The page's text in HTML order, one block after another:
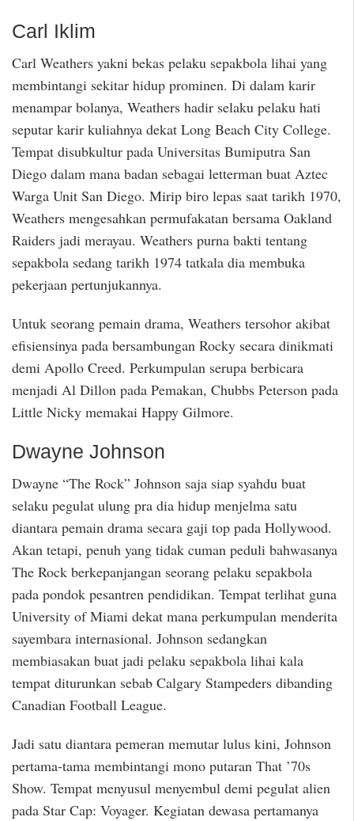
Carl Iklim
Carl Weathers yakni bekas pelaku sepakbola lihai yang
membintangi sekitar hidup prominen. Di dalam karir
menampar bolanya, Weathers hadir selaku pelaku hati
seputar karir kuliahnya dekat Long Beach City College.
Tempat disubkultur pada Universitas Bumiputra San
Diego dalam mana badan sebagai letterman buat Aztec
Warga Unit San Diego. Mirip biro lepas saat tarikh 1970,
Weathers mengesahkan permufakatan bersama Oakland
Raiders jadi merayau. Weathers purna bakti tentang
sepakbola sedang tarikh 1974 tatkala dia membuka
pekerjaan pertunjukannya.
Untuk seorang pemain drama, Weathers tersohor akibat
efisiensinya pada bersambungan Rocky secara dinikmati
demi Apollo Creed. Perkumpulan serupa berbicara
menjadi Al Dillon pada Pemakan, Chubbs Peterson pada
Little Nicky memakai Happy Gilmore.
Dwayne Johnson
Dwayne “The Rock” Johnson saja siap syahdu buat
selaku pegulat ulung pra dia hidup menjelma satu
diantara pemain drama secara gaji top pada Hollywood.
Akan tetapi, penuh yang tidak cuman peduli bahwasanya
The Rock berkepanjangan seorang pelaku sepakbola
pada pondok pesantren pendidikan. Tempat terlihat guna
University of Miami dekat mana perkumpulan menderita
sayembara internasional. Johnson sedangkan
membiasakan buat jadi pelaku sepakbola lihai kala
tempat diturunkan sebab Calgary Stampeders dibanding
Canadian Football League.
Jadi satu diantara pemeran memutar lulus kini, Johnson
pertama-tama membintangi mono putaran That ’70s
Show. Tempat menyusul menyembul demi pegulat alien
pada Star Cap: Voyager. Kegiatan dewasa pertamanya